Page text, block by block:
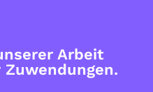
Arbeit